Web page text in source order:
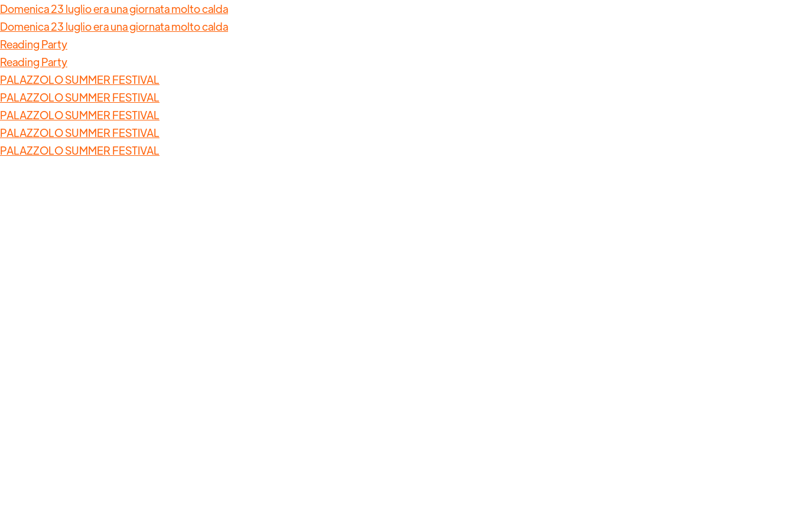
Domenica 23 luglio era una giornata molto calda
Domenica 23 luglio era una giornata molto calda
Reading Party
Reading Party
PALAZZOLO SUMMER FESTIVAL
PALAZZOLO SUMMER FESTIVAL
PALAZZOLO SUMMER FESTIVAL
PALAZZOLO SUMMER FESTIVAL
PALAZZOLO SUMMER FESTIVAL